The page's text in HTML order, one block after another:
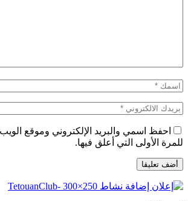
احفظ اسمي والبريد الإلكتروني وموقع
للمرة الأولى التي أعلق فيها.